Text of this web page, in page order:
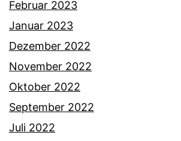
Februar 2023
Januar 2023
Dezember 2022
November 2022
Oktober 2022
September 2022
Juli 2022